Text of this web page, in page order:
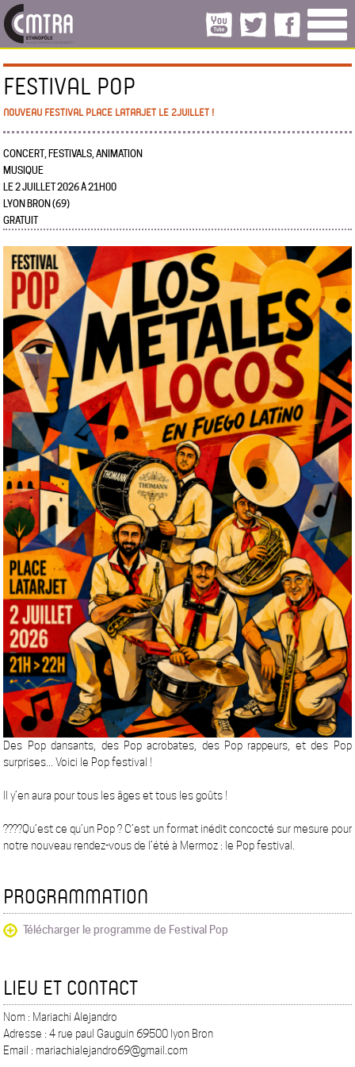
FESTIVAL POP
NOUVEAU FESTIVAL PLACE LATARJET LE 2JUILLET !
CONCERT, FESTIVALS, ANIMATION
MUSIQUE
LE 2 JUILLET 2026 À 21H00
LYON BRON (69)
GRATUIT
Des Pop dansants, des Pop acrobates, des Pop rappeurs, et des Pop
surprises... Voici le Pop festival !
Il y’en aura pour tous les âges et tous les goûts !
????Qu’est ce qu’un Pop ? C’est un format inédit concocté sur mesure pour
notre nouveau rendez-vous de l’été à Mermoz : le Pop festival.
PROGRAMMATION
Télécharger le programme de Festival Pop
LIEU ET CONTACT
Nom : Mariachi Alejandro
Adresse : 4 rue paul Gauguin 69500 lyon Bron
Email : mariachialejandro69@gmail.com